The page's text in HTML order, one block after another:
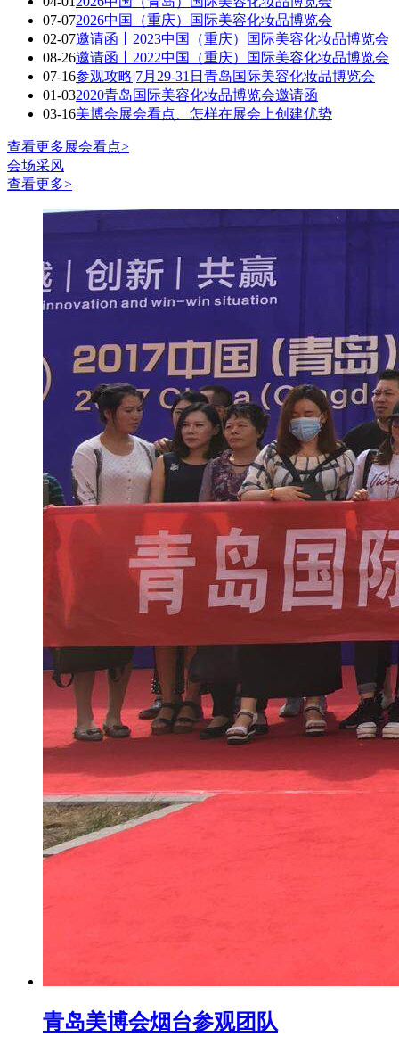
07-072026中国（重庆）国际美容化妆品博览会
02-07邀请函丨2023中国（重庆）国际美容化妆品博览会
08-26邀请函丨2022中国（重庆）国际美容化妆品博览会
07-16参观攻略|7月29-31日青岛国际美容化妆品博览会
01-032020青岛国际美容化妆品博览会邀请函
03-16美博会展会看点、怎样在展会上创建优势
查看更多展会看点>
会场采风
查看更多>
青岛美博会烟台参观团队